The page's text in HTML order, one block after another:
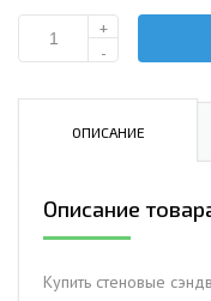
Количество
сэндвич-
ширина
1200
0.5/0.5,
+
-
ОПИСАНИЕ
Описание
Купить стеновые